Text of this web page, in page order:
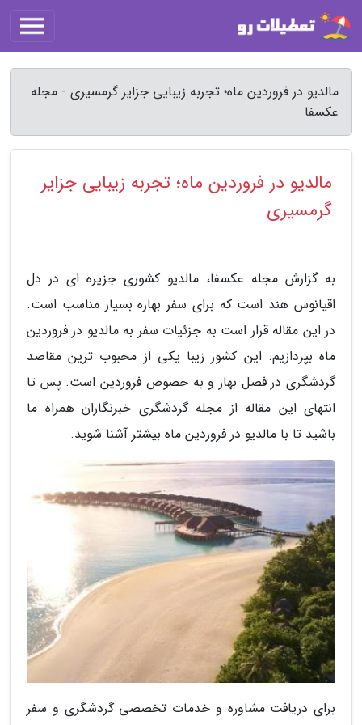
مالدیو در فروردین ماه؛ تجربه زیبایی جزایر گرمسیری - مجله
عکسفا
مالدیو در فروردین ماه؛ تجربه زیبایی جزایر
گرمسیری
به گزارش مجله عکسفا، مالدیو کشوری جزیره ای در دل
اقیانوس هند است که برای سفر بهاره بسیار مناسب است.
در این مقاله قرار است به جزئیات سفر به مالدیو در فروردین
ماه بپردازیم. این کشور زیبا یکی از محبوب ترین مقاصد
گردشگری در فصل بهار و به خصوص فروردین است. پس تا
انتهای این مقاله از مجله گردشگری خبرنگاران همراه ما
باشید تا با مالدیو در فروردین ماه بیشتر آشنا شوید.
برای دریافت مشاوره و خدمات تخصصی گردشگری و سفر